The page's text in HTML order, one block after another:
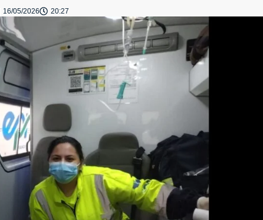
16/05/2026 20:27